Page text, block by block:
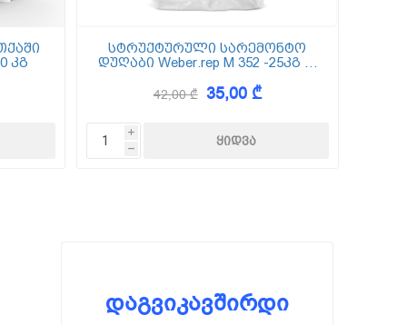
კგ
სტრუქტურული სარემონტო
დუღაბი Weber.rep M 352 -25კგ (5
42,00 ₾ 35,00 ₾
i
h
დაგვიკავშირდი